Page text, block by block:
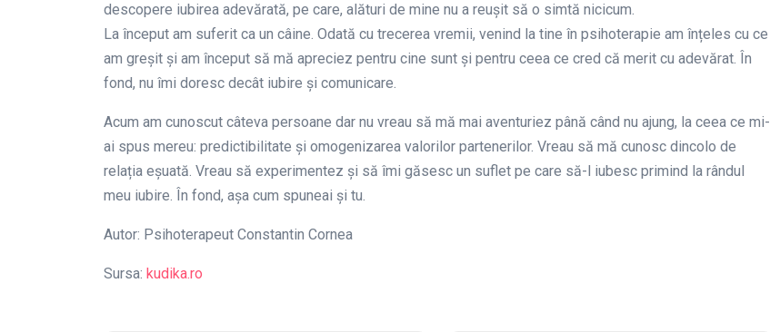
descopere iubirea adevărată, pe care, alături de mine nu a reușit să o simtă nicicum.
La început am suferit ca un câine. Odată cu trecerea vremii, venind la tine în psihoterapie am înțeles cu ce
am greșit și am început să mă apreciez pentru cine sunt și pentru ceea ce cred că merit cu adevărat. În
fond, nu îmi doresc decât iubire și comunicare.
Acum am cunoscut câteva persoane dar nu vreau să mă mai aventuriez până când nu ajung, la ceea ce mi-
ai spus mereu: predictibilitate și omogenizarea valorilor partenerilor. Vreau să mă cunosc dincolo de
relația eșuată. Vreau să experimentez și să îmi găsesc un suflet pe care să-l iubesc primind la rândul
meu iubire. În fond, așa cum spuneai și tu.
Autor: Psihoterapeut Constantin Cornea
Sursa: kudika.ro